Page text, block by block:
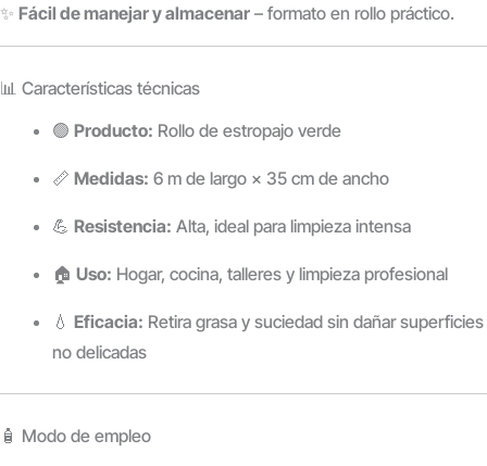
✨ Fácil de manejar y almacenar – formato en rollo práctico.
📊 Características técnicas
🟢 Producto: Rollo de estropajo verde
📏 Medidas: 6 m de largo × 35 cm de ancho
💪 Resistencia: Alta, ideal para limpieza intensa
🏠 Uso: Hogar, cocina, talleres y limpieza profesional
💧 Eficacia: Retira grasa y suciedad sin dañar superficies
no delicadas
🧴 Modo de empleo